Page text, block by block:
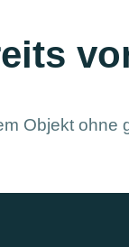
Objekt ohne